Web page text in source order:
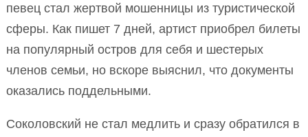
певец стал жертвой мошенницы из туристической
сферы. Как пишет 7 дней, артист приобрел билеты
на популярный остров для себя и шестерых
членов семьи, но вскоре выяснил, что документы
оказались поддельными.
Соколовский не стал медлить и сразу обратился в